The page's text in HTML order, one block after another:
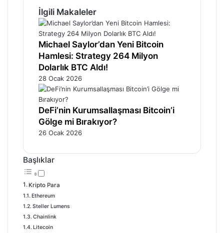
İlgili Makaleler
Michael Saylor’dan Yeni Bitcoin
Hamlesi: Strategy 264 Milyon
Dolarlık BTC Aldı!
28 Ocak 2026
DeFi’nin Kurumsallaşması Bitcoin’i
Gölge mi Bırakıyor?
26 Ocak 2026
Başlıklar
Kripto Para
Ethereum
Steller Lumens
Chainlink
Litecoin